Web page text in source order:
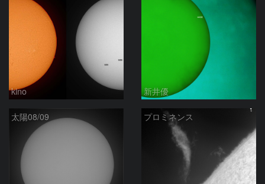
kino 新井優
太陽08/09 プロミネンス